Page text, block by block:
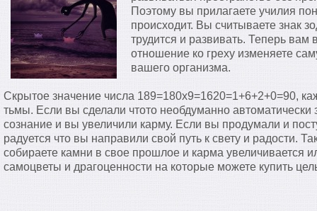
Поэтому вы прилагаете училия
происходит. Вы считываете знак
трудится и развивать. Теперь
отношение ко греху изменяете
вашего организма.
Скрытое значение числа 189=180х9=1620=1+6+2+0=90,
тьмы. Если вы сделали чтото необдуманно
сознание и вы увеличили карму. Если вы продумали и
радуется что вы направили свой путь к свету и радости.
собираете камни в свое прошлое и карма увеличивается
самоцветы и драгоценности на которые можете купить